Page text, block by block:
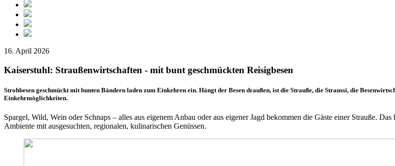
16. April 2026
Kaiserstuhl: Straußenwirtschaften - mit bunt geschmückten Reisigbesen
Strohbesen geschmückt mit bunten Bändern laden zum Einkehren ein. Hängt der Besen draußen, ist die Strauße, die Straussi, die
Einkehrmöglichkeiten.
Spargel, Wild, Wein oder Schnaps – alles aus eigenem Anbau oder aus eigener Jagd bekommen die Gäste einer Strauße.
Ambiente mit ausgesuchten, regionalen, kulinarischen Genüssen.